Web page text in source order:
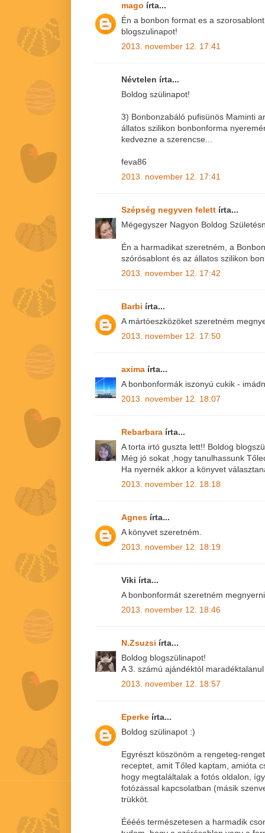
mago írta...
Én a bonbon format es a
blogszulinapot!
2013. november 12. 17:41
Névtelen írta...
Boldog szülinapot!
3) Bonbonzabáló pufisünös Maminti
állatos szilikon bonbonforma
kedvezne a szerencse...
feva86
2013. november 12. 17:41
Szépség negyven felett írta...
Mégegyszer Nagyon Boldog
Én a harmadikat szeretném, a
szórósablont és az állatos szilikon
2013. november 12. 17:42
Barbi írta...
A mártóeszközöket szeretném
2013. november 12. 17:50
axima írta...
A bonbonformák iszonyú cukik -
2013. november 12. 18:07
Rebarbara írta...
A torta irtó guszta lett!! Boldog
Még jó sokat ,hogy tanulhassunk
Ha nyernék akkor a könyvet
2013. november 12. 18:18
Agnes írta...
A könyvet szeretném.
2013. november 12. 18:19
Viki írta...
A bonbonformát szeretném
2013. november 12. 18:46
N.Zsuzsi írta...
Boldog blogszülinapot!
A 3. számú ajándéktól
2013. november 12. 18:57
Eperke írta...
Boldog szülinapot :)
Egyrészt köszönöm a rengeteg-
receptet, amit Tőled kaptam, amióta
hogy megtaláltalak a fotós oldalon,
fotózással kapcsolatban (másik
trükköt.
Éééés természetesen a harmadik